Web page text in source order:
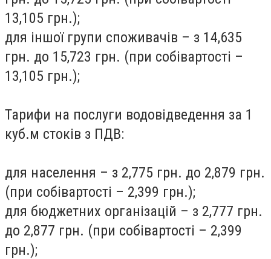
13,105 грн.);
для іншої групи споживачів – з 14,635
грн. до 15,723 грн. (при собівартості –
13,105 грн.);
Тарифи на послуги водовідведення за 1
куб.м стоків з ПДВ:
для населення – з 2,775 грн. до 2,879 грн.
(при собівартості – 2,399 грн.);
для бюджетних організацій – з 2,777 грн.
до 2,877 грн. (при собівартості – 2,399
грн.);